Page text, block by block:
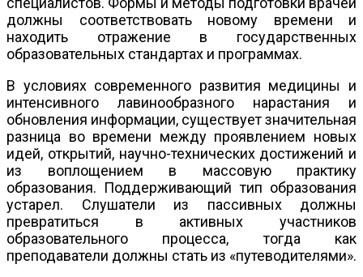
должны соответствовать новому времени и
находить отражение в государственных
образовательных стандартах и программах.
В условиях современного развития медицины и
интенсивного лавинообразного нарастания и
обновления информации, существует значительная
разница во времени между проявлением новых
идей, открытий, научно-технических достижений и
из воплощением в массовую практику
образования. Поддерживающий тип образования
устарел. Слушатели из пассивных должны
превратиться в активных участников
образовательного процесса, тогда как
преподаватели должны стать из «путеводителями».